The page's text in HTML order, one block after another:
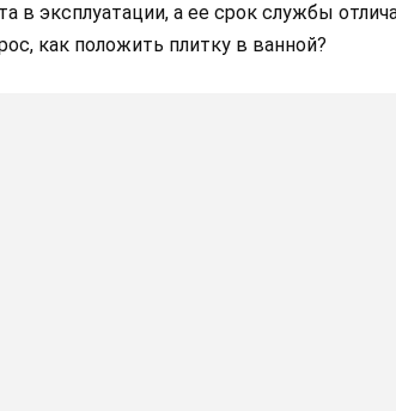
в эксплуатации, а ее срок службы
как положить плитку в ванной?